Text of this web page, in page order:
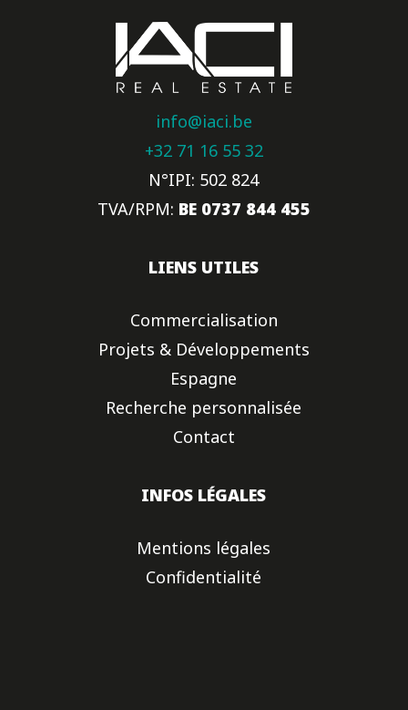
info@iaci.be
+32 71 16 55 32
N°IPI: 502 824
TVA/RPM: BE 0737 844 455
LIENS UTILES
Commercialisation
Projets & Développements
Espagne
Recherche personnalisée
Contact
INFOS LÉGALES
Mentions légales
Confidentialité